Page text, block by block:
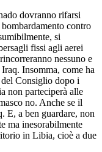
dovranno rifarsi
contro
si
fissi agli aerei
nessuno e
Insomma, come ha
Consiglio dopo i
non parteciperà alle
no. Anche se il
E, a ben guardare, non
ma inesorabilmente
in Libia, cioè a due